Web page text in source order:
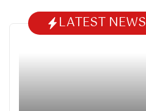
LATEST NEWS